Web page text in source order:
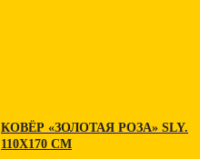
КОВЁР «ЗОЛОТАЯ РОЗА» SLY.
110Х170 СМ